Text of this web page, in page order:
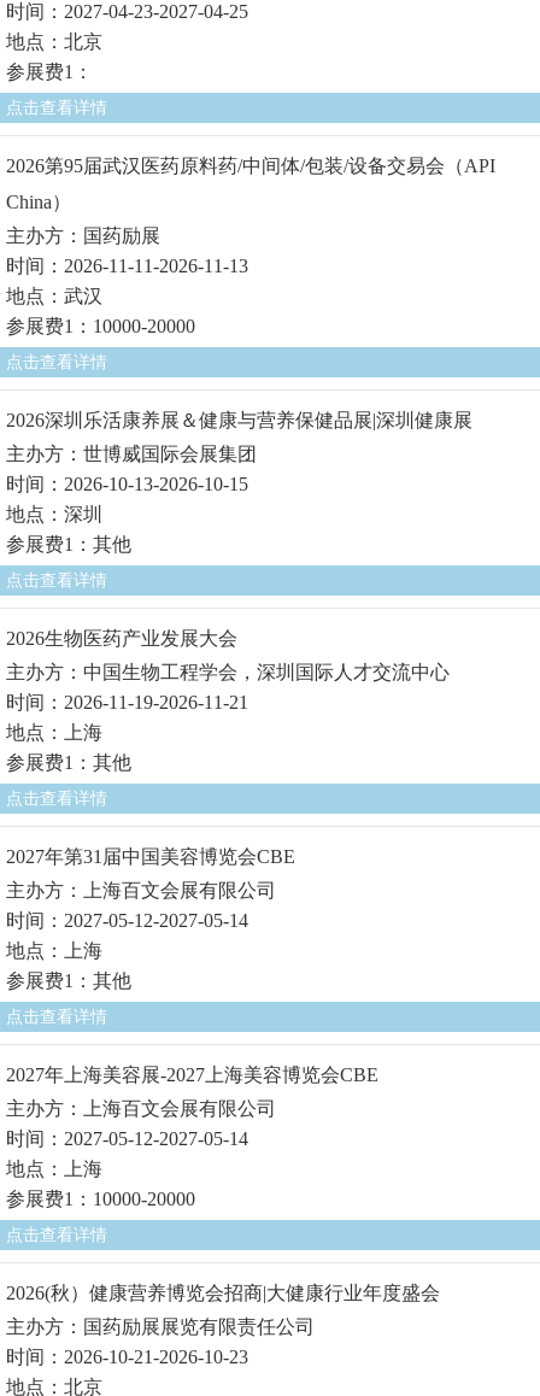
时间：2027-04-23-2027-04-25
地点：北京
参展费1：
点击查看详情
2026第95届武汉医药原料药/中间体/包装/设备交易会（API
China）
主办方：国药励展
时间：2026-11-11-2026-11-13
地点：武汉
参展费1：10000-20000
点击查看详情
2026深圳乐活康养展＆健康与营养保健品展|深圳健康展
主办方：世博威国际会展集团
时间：2026-10-13-2026-10-15
地点：深圳
参展费1：其他
点击查看详情
2026生物医药产业发展大会
主办方：中国生物工程学会，深圳国际人才交流中心
时间：2026-11-19-2026-11-21
地点：上海
参展费1：其他
点击查看详情
2027年第31届中国美容博览会CBE
主办方：上海百文会展有限公司
时间：2027-05-12-2027-05-14
地点：上海
参展费1：其他
点击查看详情
2027年上海美容展-2027上海美容博览会CBE
主办方：上海百文会展有限公司
时间：2027-05-12-2027-05-14
地点：上海
参展费1：10000-20000
点击查看详情
2026(秋）健康营养博览会招商|大健康行业年度盛会
主办方：国药励展展览有限责任公司
时间：2026-10-21-2026-10-23
地点：北京